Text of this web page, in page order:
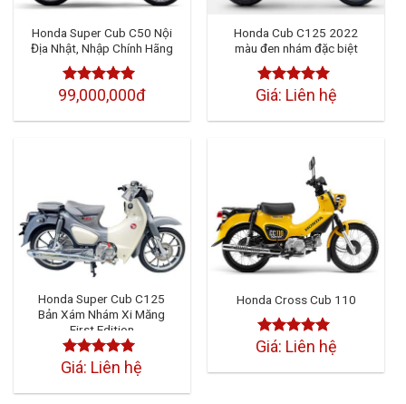
Honda Super Cub C50 Nội
Địa Nhật, Nhập Chính Hãng
Được xếp
sao
99,000,000đ
Honda Cub C125 2022
màu đen nhám đặc biệt
Được xếp
5 sao
Giá: Liên hệ
Honda Super Cub C125
Bản Xám Nhám Xi Măng
First Edition
Được xếp
5 sao
Giá: Liên hệ
Honda Cross Cub 110
Được xếp
5 sao
Giá: Liên hệ